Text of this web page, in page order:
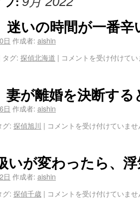
いの時間が一番辛
日 作成者: aishin
タグ: 探偵北海道 | コメントを受け付けて
が離婚を決断する
日 作成者: aishin
グ: 探偵旭川 | コメントを受け付けていませ
いが変わったら、
日 作成者: aishin
グ: 探偵千歳 | コメントを受け付けていませ